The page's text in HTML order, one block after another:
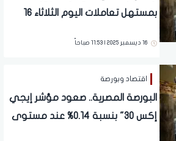
بمستهل تعاملات اليوم الثلاثاء 16
16 ديسمبر 2025 | 11:53 صباحاً
اقتصاد وبورصة
البورصة المصرية.. صعود مؤشر إيجي
إكس 30" بنسبة 0.14% عند مستوى